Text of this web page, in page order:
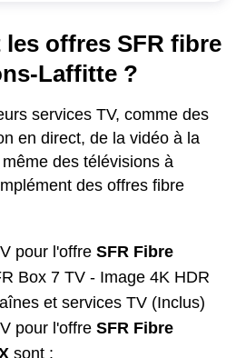
offres SFR fibre
Laffitte ?
services TV, comme des
en direct, de la vidéo à la
des télévisions à
des offres fibre
pour l'offre SFR Fibre
Box 7 TV - Image 4K HDR
et services TV (Inclus)
pour l'offre SFR Fibre
sont :